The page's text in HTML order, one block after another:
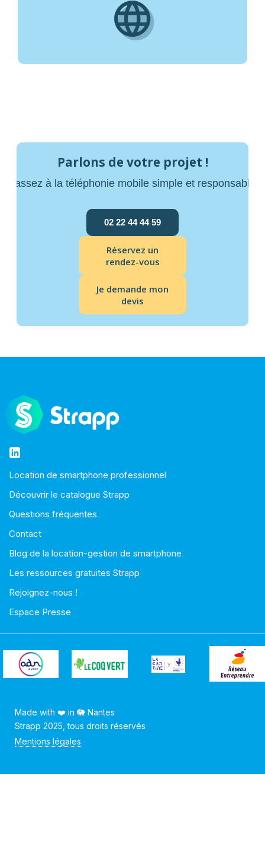
Parlons de votre projet !
Passez à la téléphonie mobile simple et responsable
02 22 44 44 59
Réservez un
rendez-vous
Je demande mon
devis
Location de smartphone professionnel
Découvrir le catalogue Strapp
Questions fréquentes
Contact
Blog de la location-gestion de smartphone
Les ressources gratuites Strapp
Rejoignez-nous !
Espace Presse
Made with ❤️ in 🐘 Nantes
Strapp 2025, tous droits réservés
Mentions légales